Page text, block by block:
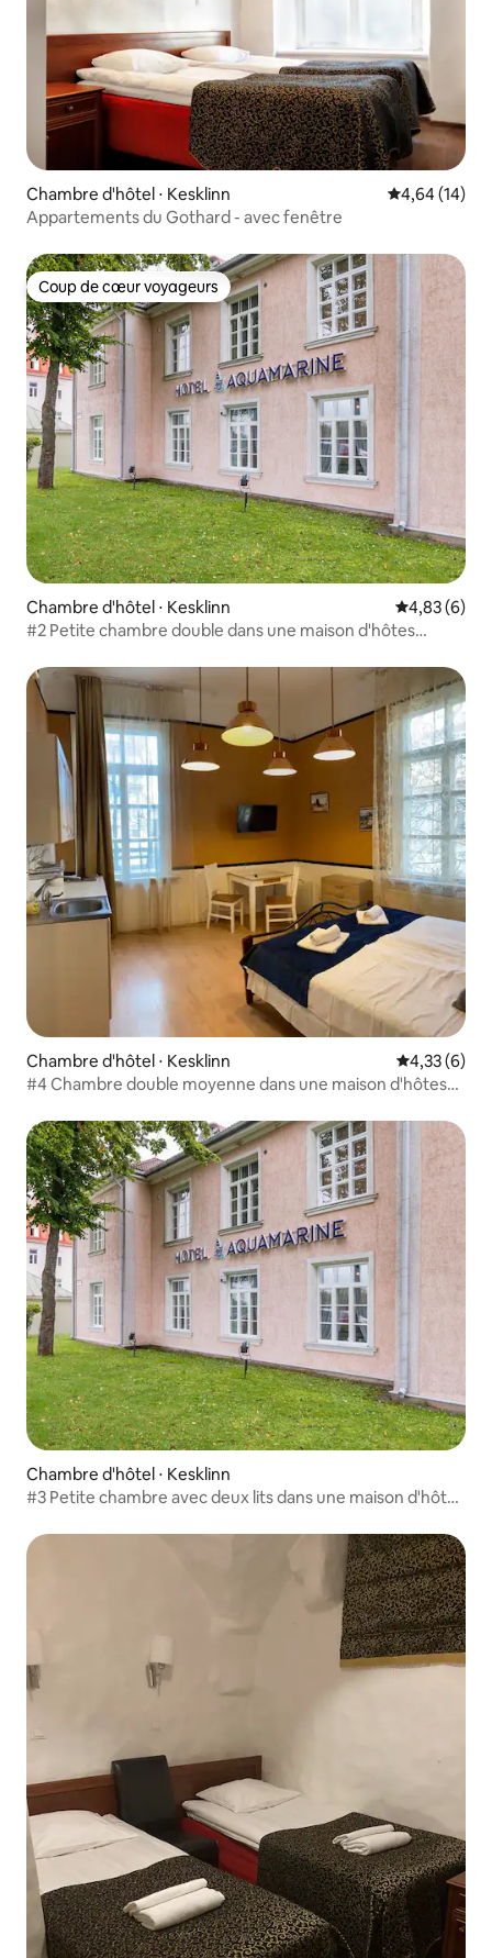
Chambre d'hôtel ⋅ Kesklinn Évaluation
4,64 (14)
Appartements du Gothard - avec fenêtre
Coup de cœur voyageurs
Coup de cœur voyageurs
Chambre d'hôtel ⋅ Kesklinn Évaluation
4,83 (6)
#2 Petite chambre double dans une maison d'hôtes
Chambre d'hôtel ⋅ Kesklinn Évaluation
4,33 (6)
#4 Chambre double moyenne dans une maison d'hôtes
Chambre d'hôtel ⋅ Kesklinn
#3 Petite chambre avec deux lits dans une maison d'hôtes